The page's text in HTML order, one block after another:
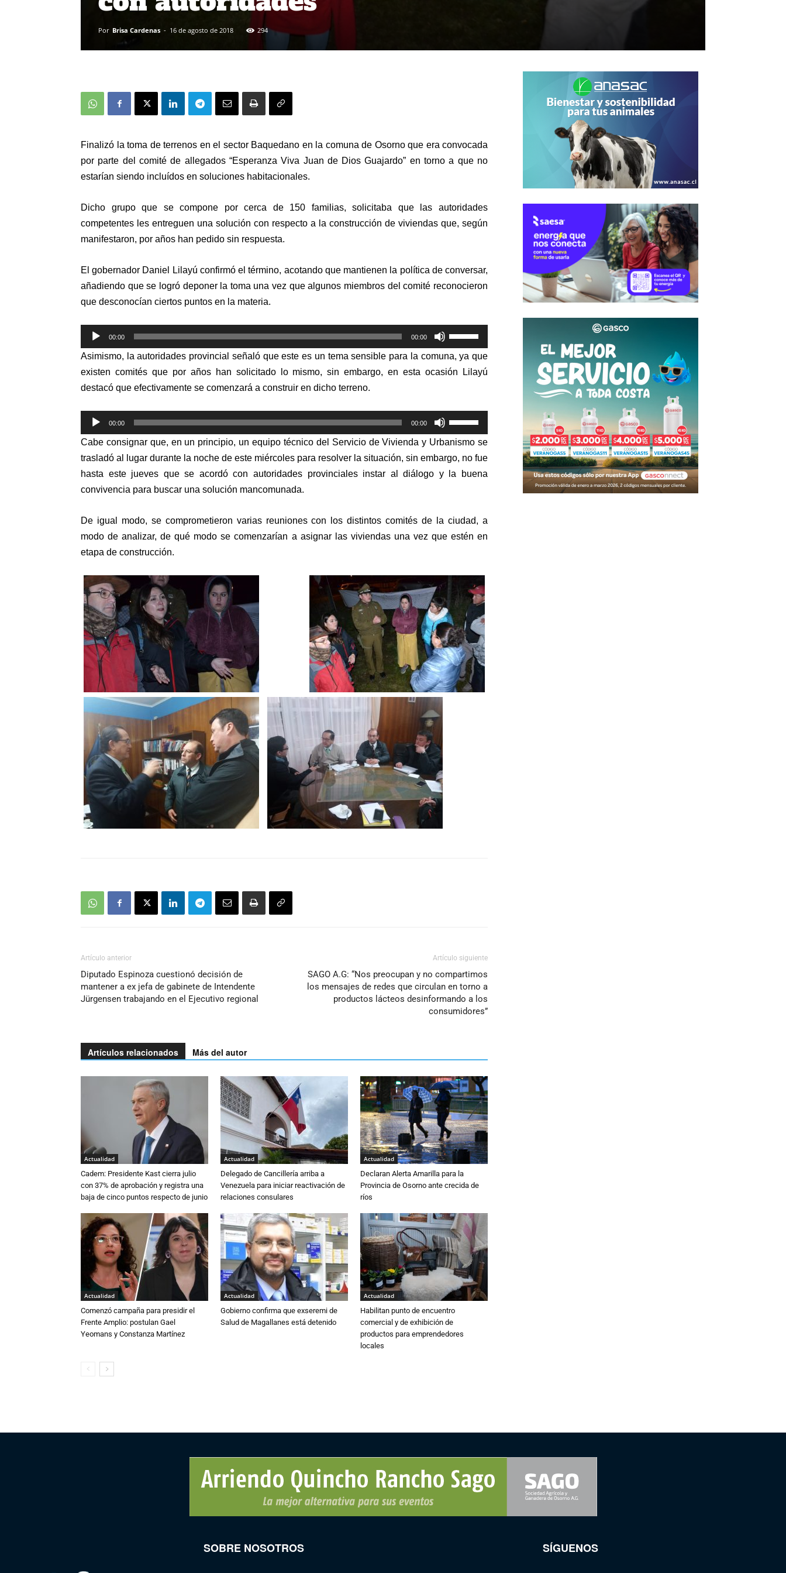
Por Brisa Cardenas - 16 de agosto de 2018 294
Finalizó la toma de terrenos en el sector Baquedano en la comuna de Osorno que era convocada
por parte del comité de allegados “Esperanza Viva Juan de Dios Guajardo” en torno a que no
estarían siendo incluídos en soluciones habitacionales.
Dicho grupo que se compone por cerca de 150 familias, solicitaba que las autoridades
competentes les entreguen una solución con respecto a la construcción de viviendas que, según
manifestaron, por años han pedido sin respuesta.
El gobernador Daniel Lilayú confirmó el término, acotando que mantienen la política de conversar,
añadiendo que se logró deponer la toma una vez que algunos miembros del comité reconocieron
que desconocían ciertos puntos en la materia.
Reproductor
de
audio
00:00 00:00
las
teclas
de
para
aumentar
disminuir
Asimismo, la autoridades provincial señaló que este es un tema sensible para la comuna, ya que
existen comités que por años han solicitado lo mismo, sin embargo, en esta ocasión Lilayú
destacó que efectivamente se comenzará a construir en dicho terreno.
Reproductor
de
audio
00:00 00:00
las
teclas
de
flecha
aumentar
o
volumen.
Cabe consignar que, en un principio, un equipo técnico del Servicio de Vivienda y Urbanismo se
trasladó al lugar durante la noche de este miércoles para resolver la situación, sin embargo, no fue
hasta este jueves que se acordó con autoridades provinciales instar al diálogo y la buena
convivencia para buscar una solución mancomunada.
De igual modo, se comprometieron varias reuniones con los distintos comités de la ciudad, a
modo de analizar, de qué modo se comenzarían a asignar las viviendas una vez que estén en
etapa de construcción.
Artículo anterior
Diputado Espinoza cuestionó decisión de
mantener a ex jefa de gabinete de Intendente
Jürgensen trabajando en el Ejecutivo regional
Artículo siguiente
SAGO A.G: “Nos preocupan y no compartimos
los mensajes de redes que circulan en torno a
productos lácteos desinformando a los
consumidores”
Artículos relacionados Más del autor
Actualidad
Cadem: Presidente Kast cierra julio
con 37% de aprobación y registra una
baja de cinco puntos respecto de junio
Actualidad
Delegado de Cancillería arriba a
Venezuela para iniciar reactivación de
relaciones consulares
Actualidad
Declaran Alerta Amarilla para la
Provincia de Osorno ante crecida de
ríos
Actualidad
Comenzó campaña para presidir el
Frente Amplio: postulan Gael
Yeomans y Constanza Martínez
Actualidad
Gobierno confirma que exseremi de
Salud de Magallanes está detenido
Actualidad
Habilitan punto de encuentro
comercial y de exhibición de
productos para emprendedores
locales
SOBRE NOSOTROS SÍGUENOS